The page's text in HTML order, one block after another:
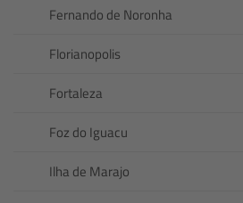
Fernando de Noronha
Florianopolis
Fortaleza
Foz do Iguacu
Ilha de Marajo